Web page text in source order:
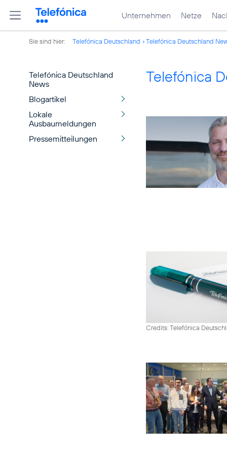
Unternehmen Netze
Sie sind hier: Telefónica Deutschland Telefónica Deutschland
Telefónica Deutschland
News
Blogartikel
Lokale
Ausbaumeldungen
Pressemitteilungen
Telefónica
Credits: Telefónica